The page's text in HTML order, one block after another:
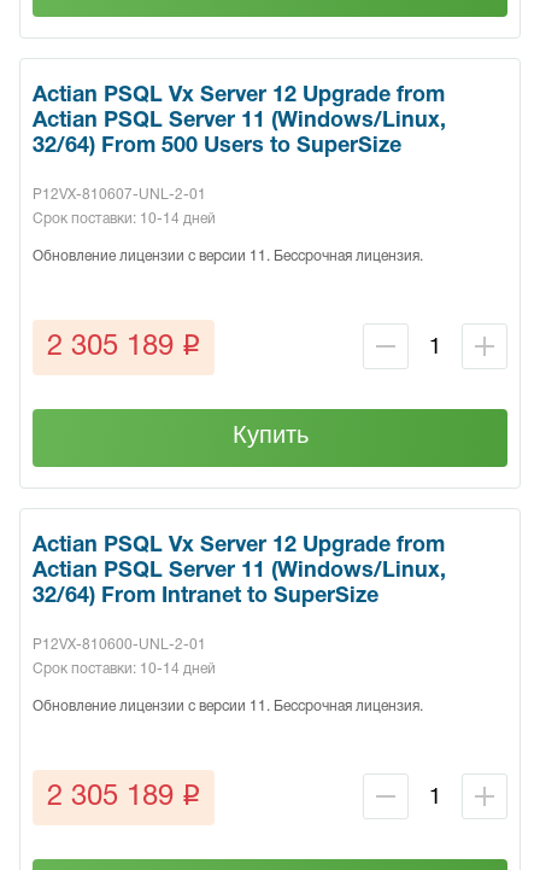
Actian PSQL Vx Server 12 Upgrade from
Actian PSQL Server 11 (Windows/Linux,
32/64) From 500 Users to SuperSize
P12VX-810607-UNL-2-01
Срок поставки: 10-14 дней
Обновление лицензии с версии 11. Бессрочная лицензия.
2 305 189 q
Купить
Actian PSQL Vx Server 12 Upgrade from
Actian PSQL Server 11 (Windows/Linux,
32/64) From Intranet to SuperSize
P12VX-810600-UNL-2-01
Срок поставки: 10-14 дней
Обновление лицензии с версии 11. Бессрочная лицензия.
2 305 189 q